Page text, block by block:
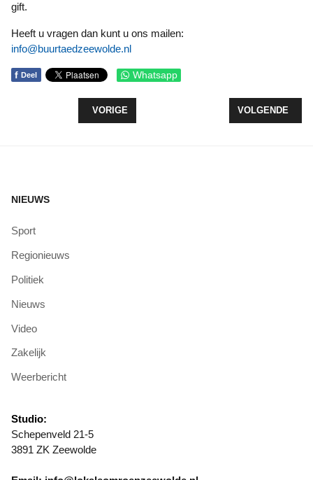
gift.
Heeft u vragen dan kunt u ons mailen:
info@buurtaedzeewolde.nl
f Deel Whatsapp
VORIG ARTIKEL: TIEN ACTIES VOOR NL DOET IN
VORIGE VOLGENDE
VOLGENDE
NIEUWS
Sport
Regionieuws
Politiek
Nieuws
Video
Zakelijk
Weerbericht
Studio:
Schepenveld 21-5
3891 ZK Zeewolde